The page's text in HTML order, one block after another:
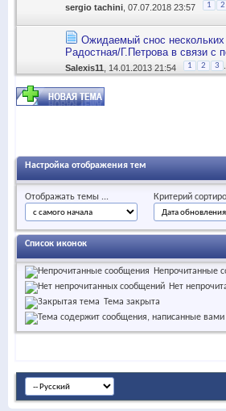
sergio tachini , 07.07.2018 23:57 1 2
Ожидаемый снос
Радостная/Г.Петрова в связи с
Salexis11 , 14.01.2013 21:54 1 2 3
Настройка отображения тем
Отображать темы ... Критерий
Список иконок
Непрочитанные
Нет
Тема закрыта